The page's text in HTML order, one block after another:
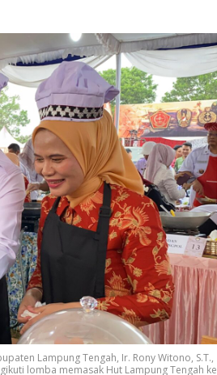
Lampung Tengah, Ir. Rony Witono, S.T.,
lomba memasak Hut Lampung Tengah ke